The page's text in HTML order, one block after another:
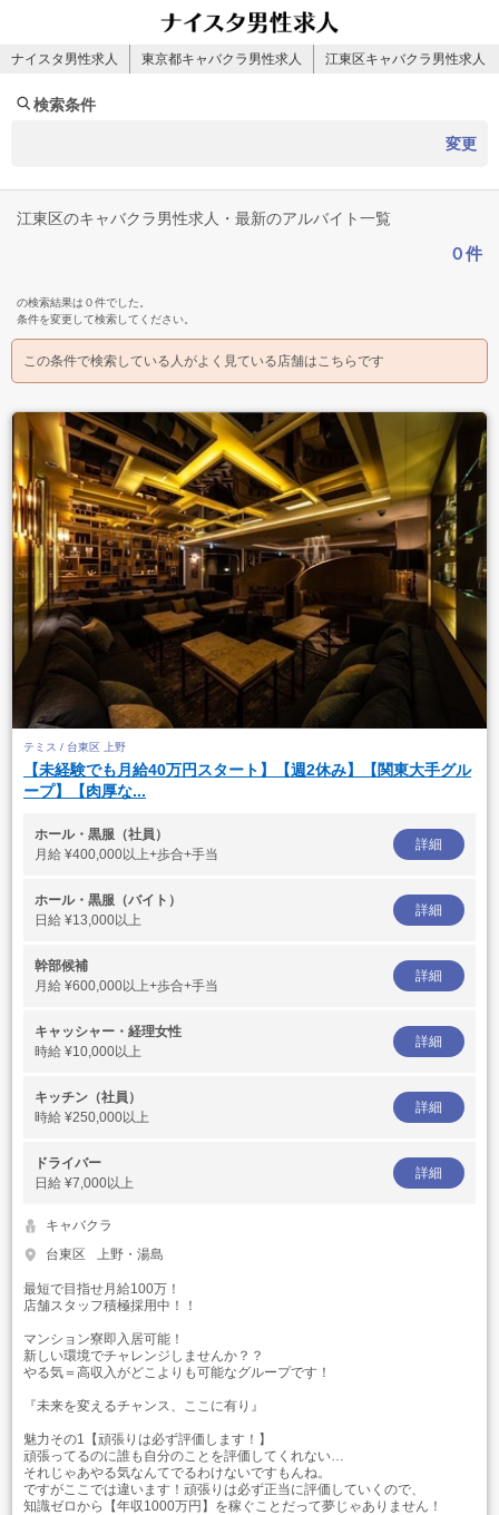
ナイスタ男性求人 東京都キャバクラ男性求人 江東区キャバクラ男性求人
検索条件
変更
江東区のキャバクラ男性求人・最新のアルバイト一覧
０件
の検索結果は０件でした。
条件を変更して検索してください。
この条件で検索している人がよく見ている店舗はこちらです
テミス / 台東区 上野
【未経験でも月給40万円スタート】【週2休み】【関東大手グル
ープ】【肉厚な...
ホール・黒服（社員）
月給 ¥400,000以上+歩合+手当
詳細
ホール・黒服（バイト）
日給 ¥13,000以上
詳細
幹部候補
月給 ¥600,000以上+歩合+手当
詳細
キャッシャー・経理女性
時給 ¥10,000以上
詳細
キッチン（社員）
時給 ¥250,000以上
詳細
ドライバー
日給 ¥7,000以上
詳細
キャバクラ
台東区
上野・湯島
最短で目指せ月給100万！
店舗スタッフ積極採用中！！
マンション寮即入居可能！
新しい環境でチャレンジしませんか？？
やる気＝高収入がどこよりも可能なグループです！
『未来を変えるチャンス、ここに有り』
魅力その1【頑張りは必ず評価します！】
頑張ってるのに誰も自分のことを評価してくれない…
それじゃあやる気なんてでるわけないですもんね。
ですがここでは違います！頑張りは必ず正当に評価していくので、
知識ゼロから【年収1000万円】を稼ぐことだって夢じゃありません！